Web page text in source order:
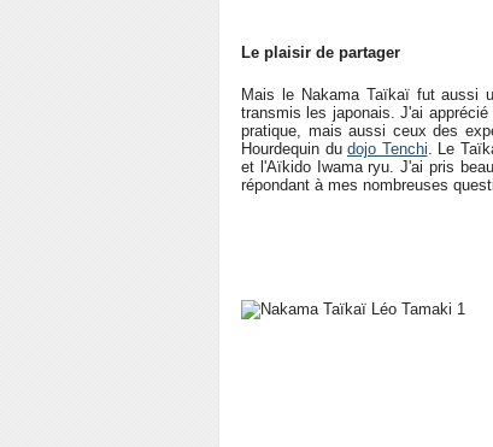
Le plaisir de partager
Mais le Nakama Taïkaï fut aussi
transmis les japonais. J'ai
pratique, mais aussi ceux des
Hourdequin du dojo Tenchi. Le
et l'Aïkido Iwama ryu. J'ai pris
répondant à mes nombreuses